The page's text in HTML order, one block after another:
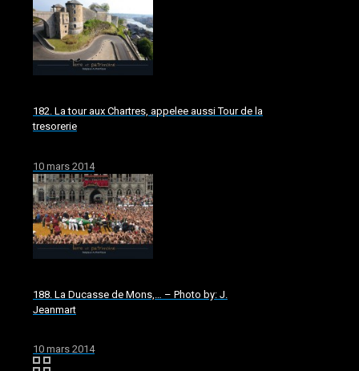
182. La tour aux Chartres, appelee aussi Tour de la
tresorerie
10 mars 2014
188. La Ducasse de Mons,… – Photo by: J.
Jeanmart
10 mars 2014